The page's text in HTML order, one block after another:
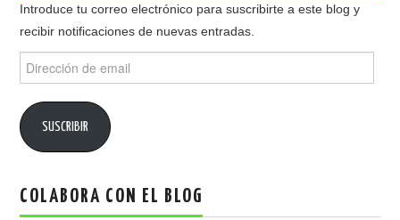
Introduce tu correo electrónico para suscribirte a este blog y
recibir notificaciones de nuevas entradas.
de
SUSCRIBIR
COLABORA CON EL BLOG